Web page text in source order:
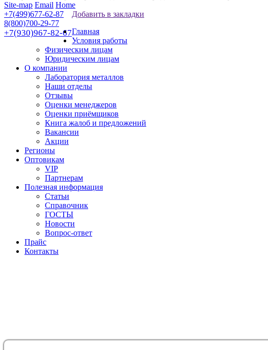
Site-map Email Home
+7(499)677-62-87
8(800)700-29-77
+7(930)967-82-67
Добавить в закладки
Главная
Условия работы
Физическим лицам
Юридическим лицам
О компании
Лаборатория металлов
Наши отделы
Отзывы
Оценки менеджеров
Оценки приёмщиков
Книга жалоб и предложений
Вакансии
Акции
Регионы
Оптовикам
VIP
Партнерам
Полезная информация
Статьи
Справочник
ГОСТЫ
Новости
Вопрос-ответ
Прайс
Контакты